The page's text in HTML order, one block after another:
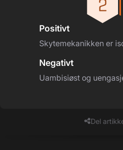
Positivt
Skytemekanikken er
Negativt
Uambisiøst og
Del